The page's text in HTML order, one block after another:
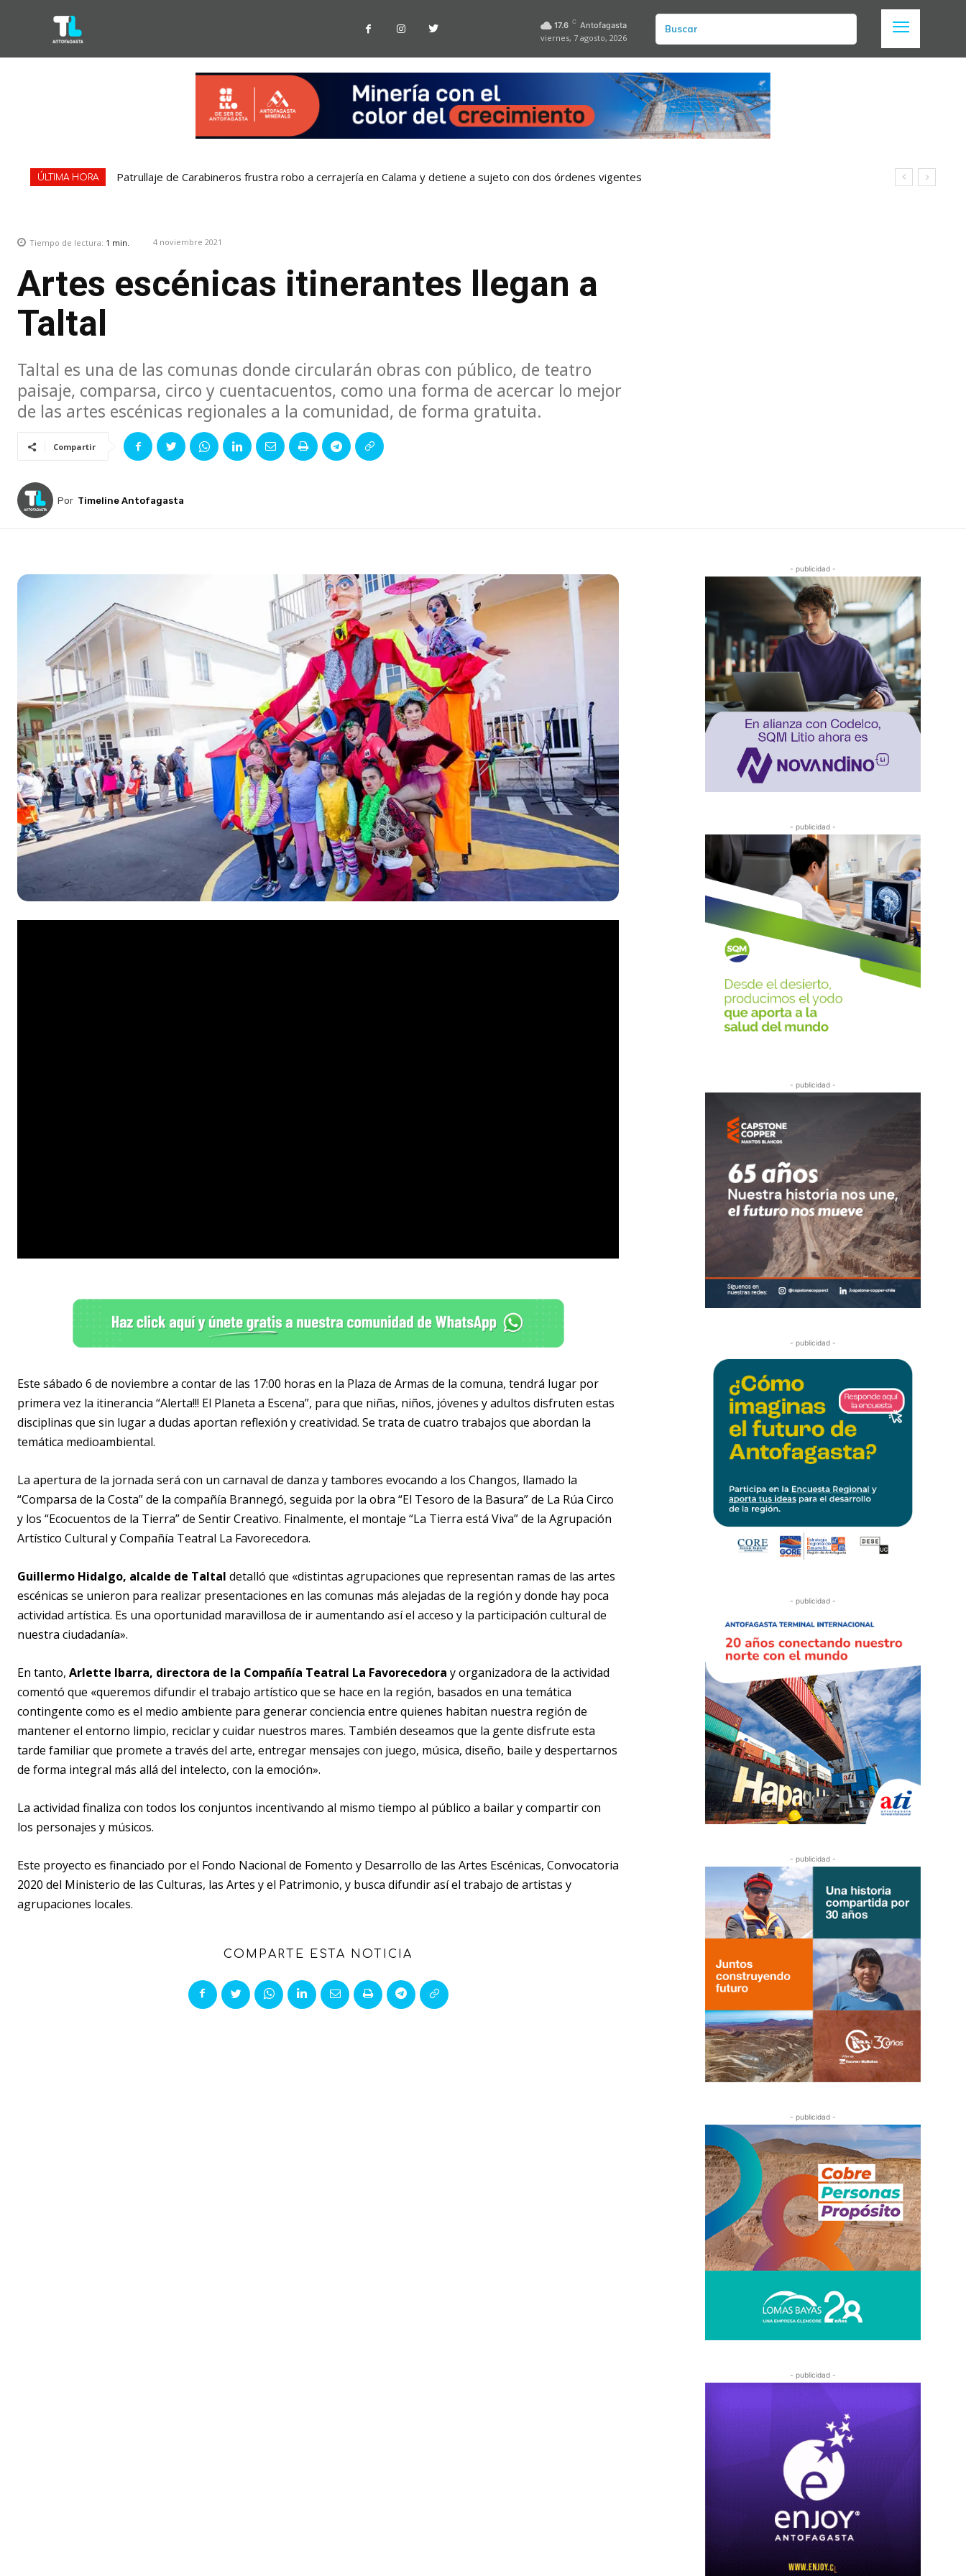
17.6 C Antofagasta
viernes, 7 agosto, 2026
Buscar
ÚLTIMA HORA Patrullaje de Carabineros frustra robo a cerrajería en Calama y detiene a sujeto con dos órdenes vigentes
Tiempo de lectura: 1 min. 4 noviembre 2021
Artes escénicas itinerantes llegan a
Taltal
Taltal es una de las comunas donde circularán obras con público, de teatro
paisaje, comparsa, circo y cuentacuentos, como una forma de acercar lo mejor
de las artes escénicas regionales a la comunidad, de forma gratuita.
Compartir
Por Timeline Antofagasta
Este sábado 6 de noviembre a contar de las 17:00 horas en la Plaza de Armas de la comuna, tendrá lugar por
primera vez la itinerancia “Alerta!!! El Planeta a Escena”, para que niñas, niños, jóvenes y adultos disfruten estas
disciplinas que sin lugar a dudas aportan reflexión y creatividad. Se trata de cuatro trabajos que abordan la
temática medioambiental.
La apertura de la jornada será con un carnaval de danza y tambores evocando a los Changos, llamado la
“Comparsa de la Costa” de la compañía Brannegó, seguida por la obra “El Tesoro de la Basura” de La Rúa Circo
y los “Ecocuentos de la Tierra” de Sentir Creativo. Finalmente, el montaje “La Tierra está Viva” de la Agrupación
Artístico Cultural y Compañía Teatral La Favorecedora.
Guillermo Hidalgo, alcalde de Taltal detalló que «distintas agrupaciones que representan ramas de las artes
escénicas se unieron para realizar presentaciones en las comunas más alejadas de la región y donde hay poca
actividad artística. Es una oportunidad maravillosa de ir aumentando así el acceso y la participación cultural de
nuestra ciudadanía».
En tanto, Arlette Ibarra, directora de la Compañía Teatral La Favorecedora y organizadora de la actividad
comentó que «queremos difundir el trabajo artístico que se hace en la región, basados en una temática
contingente como es el medio ambiente para generar conciencia entre quienes habitan nuestra región de
mantener el entorno limpio, reciclar y cuidar nuestros mares. También deseamos que la gente disfrute esta
tarde familiar que promete a través del arte, entregar mensajes con juego, música, diseño, baile y despertarnos
de forma integral más allá del intelecto, con la emoción».
La actividad finaliza con todos los conjuntos incentivando al mismo tiempo al público a bailar y compartir con
los personajes y músicos.
Este proyecto es financiado por el Fondo Nacional de Fomento y Desarrollo de las Artes Escénicas, Convocatoria
2020 del Ministerio de las Culturas, las Artes y el Patrimonio, y busca difundir así el trabajo de artistas y
agrupaciones locales.
COMPARTE ESTA NOTICIA
- publicidad -
- publicidad -
- publicidad -
- publicidad -
- publicidad -
- publicidad -
- publicidad -
- publicidad -